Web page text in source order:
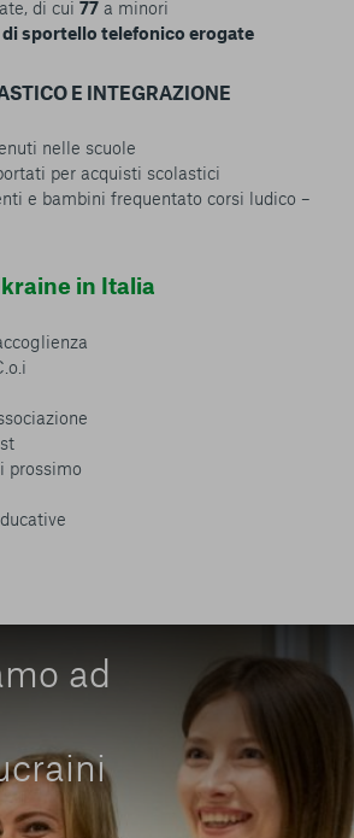
di cui 77 a minori
di sportello telefonico erogate
E INTEGRAZIONE
nelle scuole
per acquisti scolastici
e bambini frequentato corsi ludico –
in Italia
prossimo
ad